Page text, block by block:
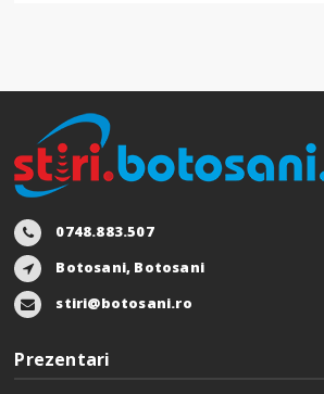
0748.883.507
Botosani, Botosani
stiri@botosani.ro
Prezentari